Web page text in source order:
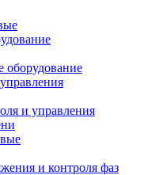
оборудование
и управления
и контроля фаз